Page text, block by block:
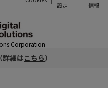
詳細はこちら）
設定
情報
Corporation